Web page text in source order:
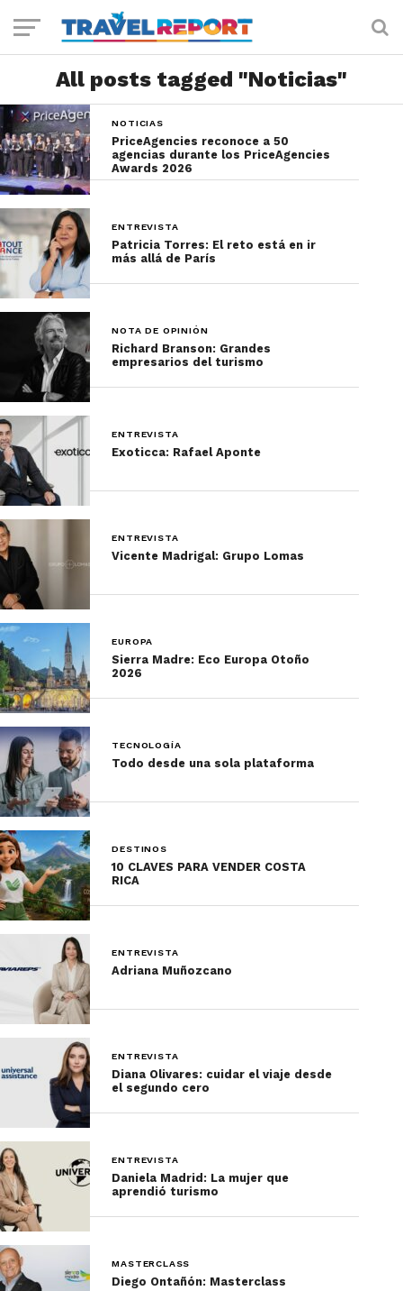
All posts tagged "Noticias"
NOTICIAS
PriceAgencies reconoce a 50
agencias durante los PriceAgencies
Awards 2026
ENTREVISTA
Patricia Torres: El reto está en ir
más allá de París
NOTA DE OPINIÓN
Richard Branson: Grandes
empresarios del turismo
ENTREVISTA
Exoticca: Rafael Aponte
ENTREVISTA
Vicente Madrigal: Grupo Lomas
EUROPA
Sierra Madre: Eco Europa Otoño
2026
TECNOLOGÍA
Todo desde una sola plataforma
DESTINOS
10 CLAVES PARA VENDER COSTA
RICA
ENTREVISTA
Adriana Muñozcano
ENTREVISTA
Diana Olivares: cuidar el viaje desde
el segundo cero
ENTREVISTA
Daniela Madrid: La mujer que
aprendió turismo
MASTERCLASS
Diego Ontañón: Masterclass